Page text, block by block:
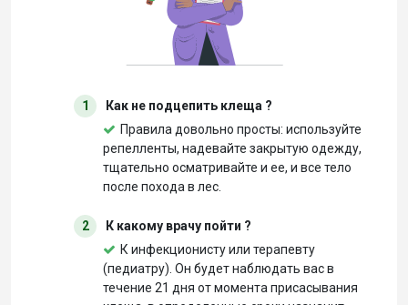
1
Как не подцепить клеща ?
Правила довольно просты: используйте
репелленты, надевайте закрытую одежду,
тщательно осматривайте и ее, и все тело
после похода в лес.
2
К какому врачу пойти ?
К инфекционисту или терапевту
(педиатру). Он будет наблюдать вас в
течение 21 дня от момента присасывания